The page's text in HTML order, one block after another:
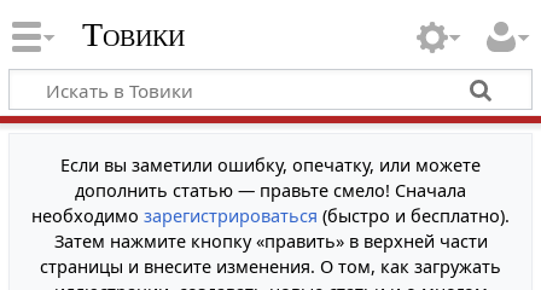
Товики
Если вы заметили ошибку, опечатку, или можете
дополнить статью — правьте смело! Сначала
необходимо зарегистрироваться (быстро и бесплатно).
Затем нажмите кнопку «править» в верхней части
страницы и внесите изменения. О том, как загружать